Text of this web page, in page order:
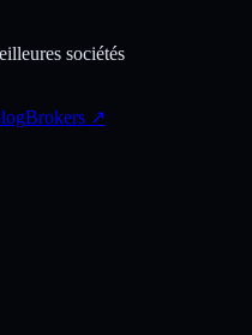
sociétés
Brokers ↗